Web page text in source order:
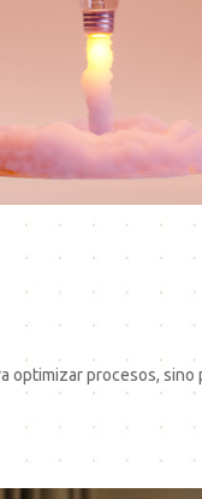
optimizar procesos,